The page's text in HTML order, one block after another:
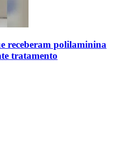
receberam polilaminina
tratamento